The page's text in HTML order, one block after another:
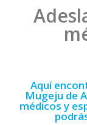
Aquí
Mugeju de
médicos y